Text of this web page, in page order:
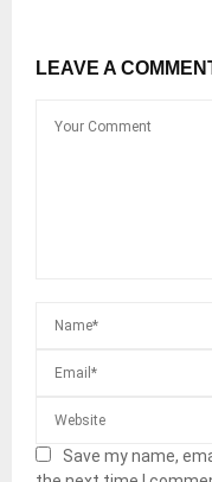
LEAVE A
Save my name,